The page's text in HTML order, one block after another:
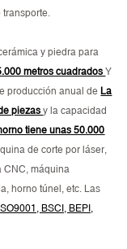
y piedra para
metros cuadradosY
producción anual de La
piezasy la capacidad
tiene unas 50.000
de corte por láser,
CNC, máquina
horno túnel, etc. Las
BSCI, BEPI,